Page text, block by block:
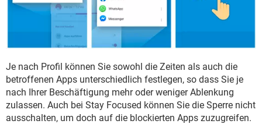
Je nach Profil können Sie sowohl die Zeiten als auch die
betroffenen Apps unterschiedlich festlegen, so dass Sie je
nach Ihrer Beschäftigung mehr oder weniger Ablenkung
zulassen. Auch bei Stay Focused können Sie die Sperre nicht
ausschalten, um doch auf die blockierten Apps zuzugreifen.